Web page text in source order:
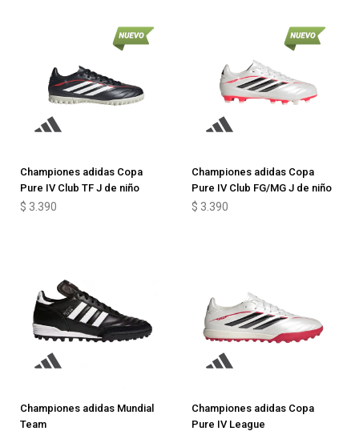
Championes adidas Copa
Pure IV Club TF J de niño
$ 3.390
Championes adidas Copa
Pure IV Club FG/MG J de niño
$ 3.390
Championes adidas Mundial
Team
Championes adidas Copa
Pure IV League